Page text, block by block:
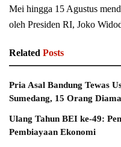
Mei hingga 15 Agustus
oleh Presiden RI, Joko
Related Posts
Pria Asal Bandung Tewas
Sumedang, 15 Orang
Ulang Tahun BEI ke-49:
Pembiayaan Ekonomi